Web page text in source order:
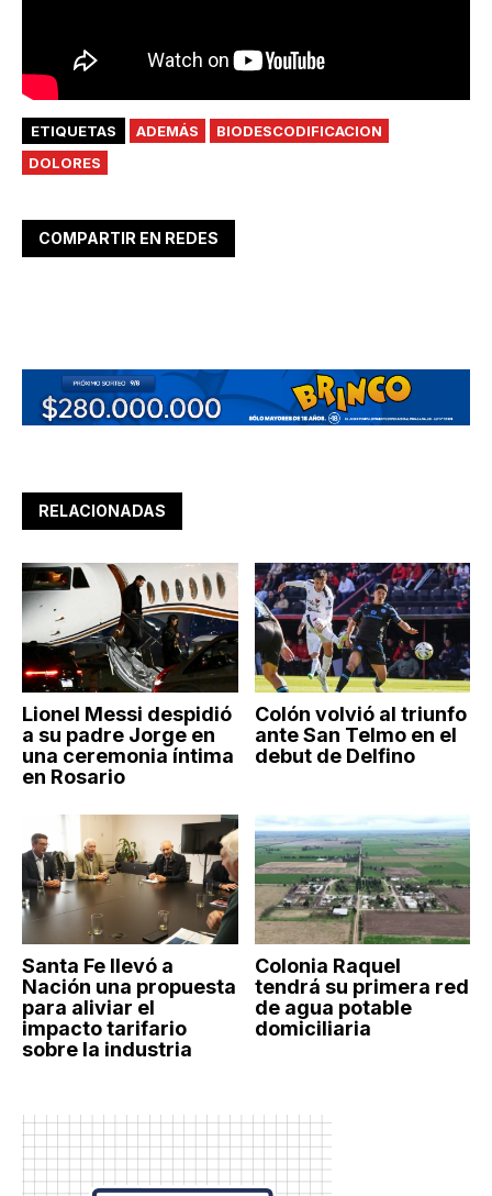
ETIQUETAS ADEMÁS
BIODESCODIFICACION
DOLORES
COMPARTIR EN REDES
RELACIONADAS
Lionel Messi despidió
a su padre Jorge en
una ceremonia íntima
en Rosario
Colón volvió al triunfo
ante San Telmo en el
debut de Delfino
Santa Fe llevó a
Nación una propuesta
para aliviar el
impacto tarifario
sobre la industria
Colonia Raquel
tendrá su primera red
de agua potable
domiciliaria